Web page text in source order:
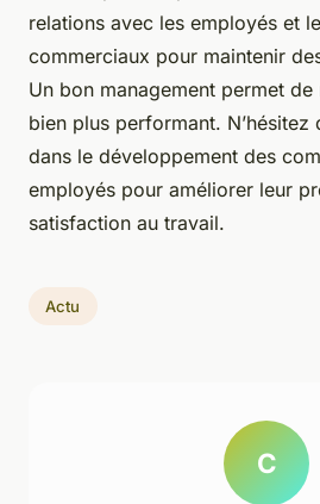
relations avec les employés et
commerciaux pour maintenir
Un bon management permet
bien plus performant.
dans le développement des
employés pour améliorer leur
satisfaction au travail.
Actu
C